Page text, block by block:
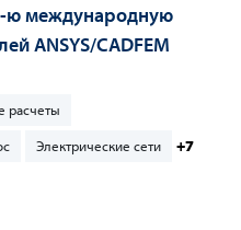
ю международную
ANSYS/CADFEM
расчеты
Электрические сети +7